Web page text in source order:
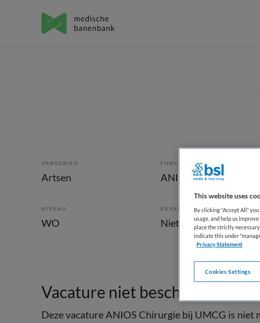
VAKGEBIED
Artsen
FUNCTIE
ANIOS
NIVEAU
WO
ERVARING
Niet nader bepaald
Vacature niet beschikbaar
Deze vacature ANIOS Chirurgie bij UMCG is niet
This website uses
By clicking “Accept All”
usage, and help us
place the strictly
indicate this under
Privacy Statement
Cookies Settings